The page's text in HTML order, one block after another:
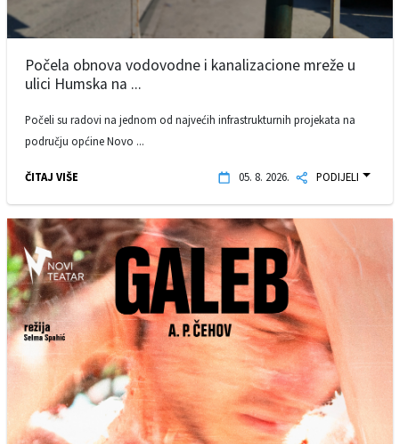
Počela obnova vodovodne i kanalizacione mreže u
ulici Humska na ...
Počeli su radovi na jednom od najvećih infrastrukturnih projekata na
području općine Novo ...
ČITAJ VIŠE 05. 8. 2026. PODIJELI